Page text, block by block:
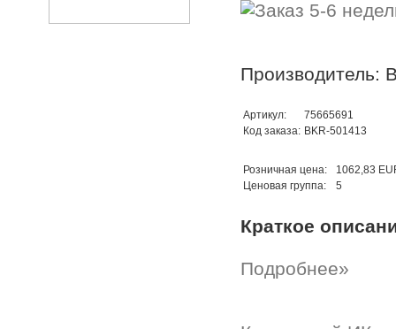
Производитель:
Артикул:
75665691
Код заказа: BKR-501413
Розничная цена:
1062,83
Ценовая группа:
5
Краткое
Подробнее»